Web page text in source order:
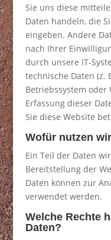
Sie uns diese
Daten handeln, die
eingeben. Andere
nach Ihrer
durch unsere IT-
technische Daten (z.
Betriebssystem oder
Erfassung dieser
Sie diese Website
Wofür nutzen
Ein Teil der Daten
Bereitstellung der
Daten können zur
verwendet werden.
Welche Rechte
Daten?